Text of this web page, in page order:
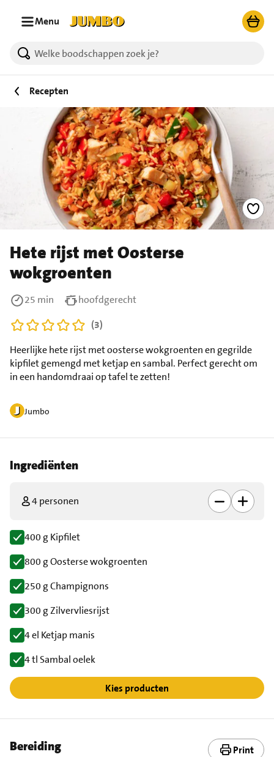
Menu
Recepten
Hete rijst met Oosterse
wokgroenten
Jumbo
Heerlijke hete rijst met oosterse wokgroenten en gegrilde
kipfilet gemengd met ketjap en sambal. Perfect gerecht om
in een handomdraai op tafel te zetten!
25 min
hoofdgerecht
(3)
Ingrediënten
4 personen
400 g Kipfilet
800 g Oosterse wokgroenten
250 g Champignons
300 g Zilvervliesrijst
4 el Ketjap manis
4 tl Sambal oelek
Kies producten
Bereiding Print